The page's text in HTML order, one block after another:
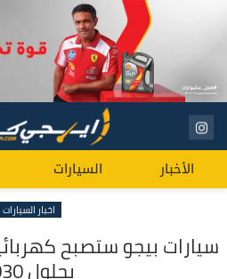
الأخبار السيارات
اخبار السيارات
سيارات بيجو ستصبح
بحلول 2030